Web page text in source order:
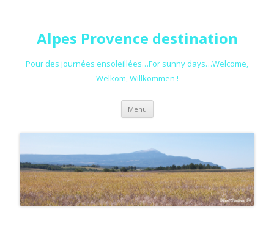
Alpes Provence destination
Pour des journées ensoleillées…For sunny days…Welcome,
Welkom, Willkommen !
Menu Aller au contenu principal